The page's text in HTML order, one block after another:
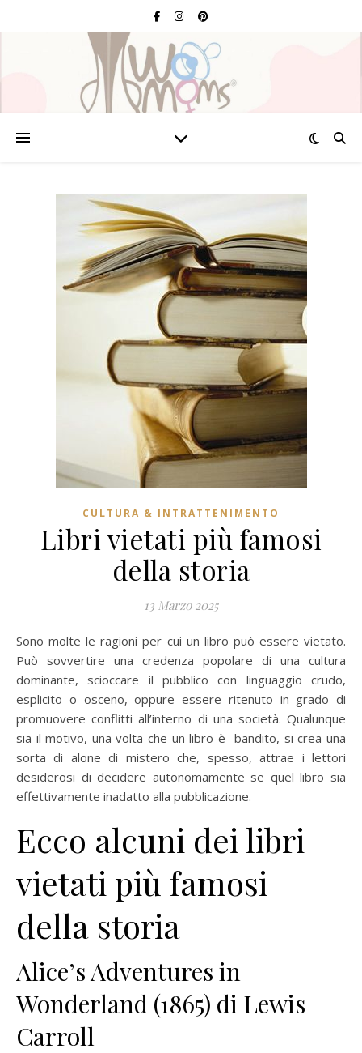
CULTURA & INTRATTENIMENTO
Libri vietati più famosi
della storia
13 Marzo 2025
Sono molte le ragioni per cui un libro può essere vietato.
Può sovvertire una credenza popolare di una cultura
dominante, scioccare il pubblico con linguaggio crudo,
esplicito o osceno, oppure essere ritenuto in grado di
promuovere conflitti all’interno di una società. Qualunque
sia il motivo, una volta che un libro è bandito, si crea una
sorta di alone di mistero che, spesso, attrae i lettori
desiderosi di decidere autonomamente se quel libro sia
effettivamente inadatto alla pubblicazione.
Ecco alcuni dei libri
vietati più famosi
della storia
Alice’s Adventures in
Wonderland (1865) di Lewis
Carroll